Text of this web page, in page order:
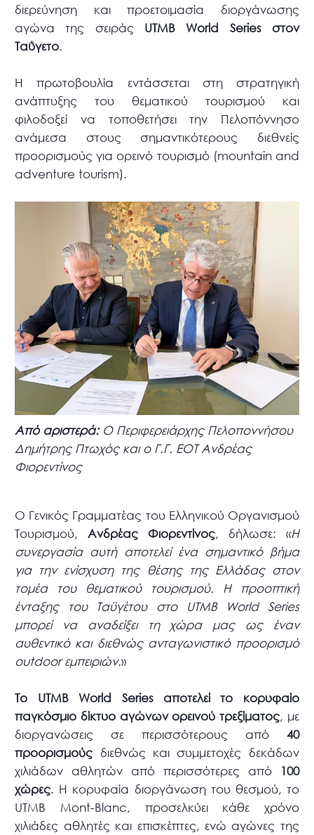
διερεύνηση και προετοιμασία διοργάνωσης
αγώνα της σειράς UTMB World Series
στον
Ταΰγετο.
Η πρωτοβουλία εντάσσεται στη στρατηγική
ανάπτυξης του θεματικού τουρισμού και
φιλοδοξεί να τοποθετήσει την Πελοπόννησο
ανάμεσα στους σημαντικότερους διεθνείς
προορισμούς για ορεινό τουρισμό (mountain and
adventure tourism).
Από αριστερά:Ο Περιφερειάρχης Πελοποννήσου
Δημήτρης Πτωχός και ο Γ.Γ. ΕΟΤ Ανδρέας
Φιορεντίνος
Ο Γενικός Γραμματέας του Ελληνικού Οργανισμού
Τουρισμού, Ανδρέας Φιορεντίνος, δήλωσε: «Η
συνεργασία αυτή αποτελεί ένα σημαντικό βήμα
για την ενίσχυση της θέσης της Ελλάδας στον
τομέα του θεματικού τουρισμού. Η προοπτική
ένταξης του Ταϋγέτου στο UTMB World Series
μπορεί να αναδείξει τη χώρα μας ως έναν
αυθεντικό και διεθνώς ανταγωνιστικό προορισμό
outdoor εμπειριών.»
Το UTMB World Series αποτελεί το κορυφαίο
παγκόσμιο δίκτυο αγώνων ορεινού τρεξίματος, με
διοργανώσεις σε περισσότερους από 40
προορισμούς διεθνώς και συμμετοχές δεκάδων
χιλιάδων αθλητών από περισσότερες από 100
χώρες. Η κορυφαία διοργάνωση του θεσμού, το
UTMB Mont-Blanc, προσελκύει κάθε χρόνο
χιλιάδες αθλητές και επισκέπτες, ενώ αγώνες της